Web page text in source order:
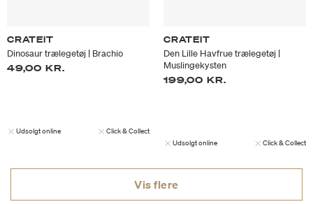
CRATEIT
Dinosaur trælegetøj | Brachio
49,00 KR.
Udsolgt online Click & Collect
CRATEIT
Den Lille Havfrue trælegetøj |
Muslingekysten
199,00 KR.
Udsolgt online Click & Collect
Vis flere